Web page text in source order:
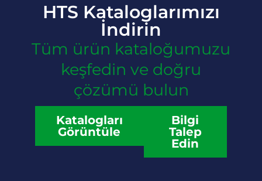
HTS Kataloglarımızı
İndirin
Tüm ürün kataloğumuzu
keşfedin ve doğru
çözümü bulun
Katalogları
Görüntüle
Bilgi
Talep
Edin